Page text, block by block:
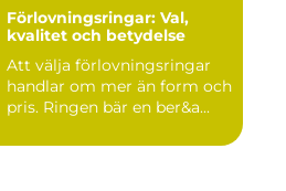
Förlovningsringar: Val,
kvalitet och betydelse
Att välja förlovningsringar
handlar om mer än form och
pris. Ringen bär en ber&a...